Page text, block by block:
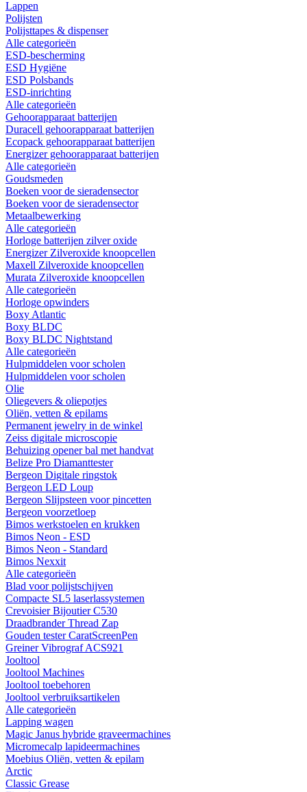
Lappen
Polijsten
Polijsttapes & dispenser
Alle categorieën
ESD-bescherming
ESD Hygiëne
ESD Polsbands
ESD-inrichting
Alle categorieën
Gehoorapparaat batterijen
Duracell gehoorapparaat batterijen
Ecopack gehoorapparaat batterijen
Energizer gehoorapparaat batterijen
Alle categorieën
Goudsmeden
Boeken voor de sieradensector
Boeken voor de sieradensector
Metaalbewerking
Alle categorieën
Horloge batterijen zilver oxide
Energizer Zilveroxide knoopcellen
Maxell Zilveroxide knoopcellen
Murata Zilveroxide knoopcellen
Alle categorieën
Horloge opwinders
Boxy Atlantic
Boxy BLDC
Boxy BLDC Nightstand
Alle categorieën
Hulpmiddelen voor scholen
Hulpmiddelen voor scholen
Olie
Oliegevers & oliepotjes
Oliën, vetten & epilams
Permanent jewelry in de winkel
Zeiss digitale microscopie
Behuizing opener bal met handvat
Belize Pro Diamanttester
Bergeon Digitale ringstok
Bergeon LED Loup
Bergeon Slijpsteen voor pincetten
Bergeon voorzetloep
Bimos werkstoelen en krukken
Bimos Neon - ESD
Bimos Neon - Standard
Bimos Nexxit
Alle categorieën
Blad voor polijstschijven
Compacte SL5 laserlassystemen
Crevoisier Bijoutier C530
Draadbrander Thread Zap
Gouden tester CaratScreenPen
Greiner Vibrograf ACS921
Jooltool
Jooltool Machines
Jooltool toebehoren
Jooltool verbruiksartikelen
Alle categorieën
Lapping wagen
Magic Janus hybride graveermachines
Micromecalp lapideermachines
Moebius Oliën, vetten & epilam
Arctic
Classic Grease